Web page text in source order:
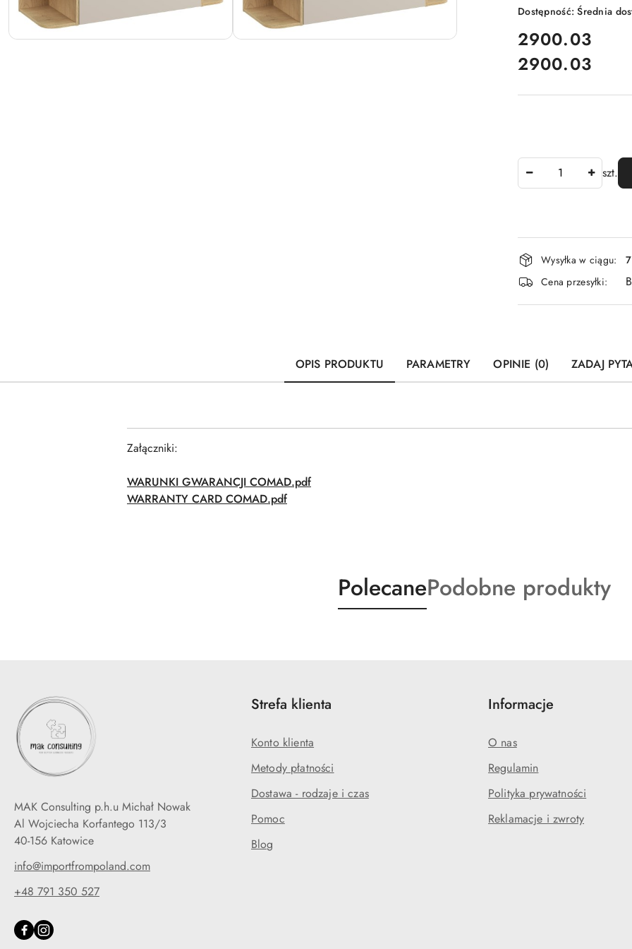
Dostępność:Średnia
cena:
2900.03
Cena:
2900.03
szt.
Dostępność
i
dostawa
Wysyłka w ciągu:
Cena przesyłki:
OPIS PRODUKTU PARAMETRY OPINIE (0) ZADAJ
Załączniki:
WARUNKI GWARANCJI COMAD.pdf
WARRANTY CARD COMAD.pdf
Produkty
o
PolecaneProdukty
o
Podobne produkty
MAK Consulting p.h.u Michał Nowak
Al Wojciecha Korfantego 113/3
40-156 Katowice
info@importfrompoland.com
+48 791 350 527
Strefa klienta
Konto klienta
Metody płatności
Dostawa - rodzaje i czas
Pomoc
Blog
Informacje
O nas
Regulamin
Polityka prywatności
Reklamacje i zwroty